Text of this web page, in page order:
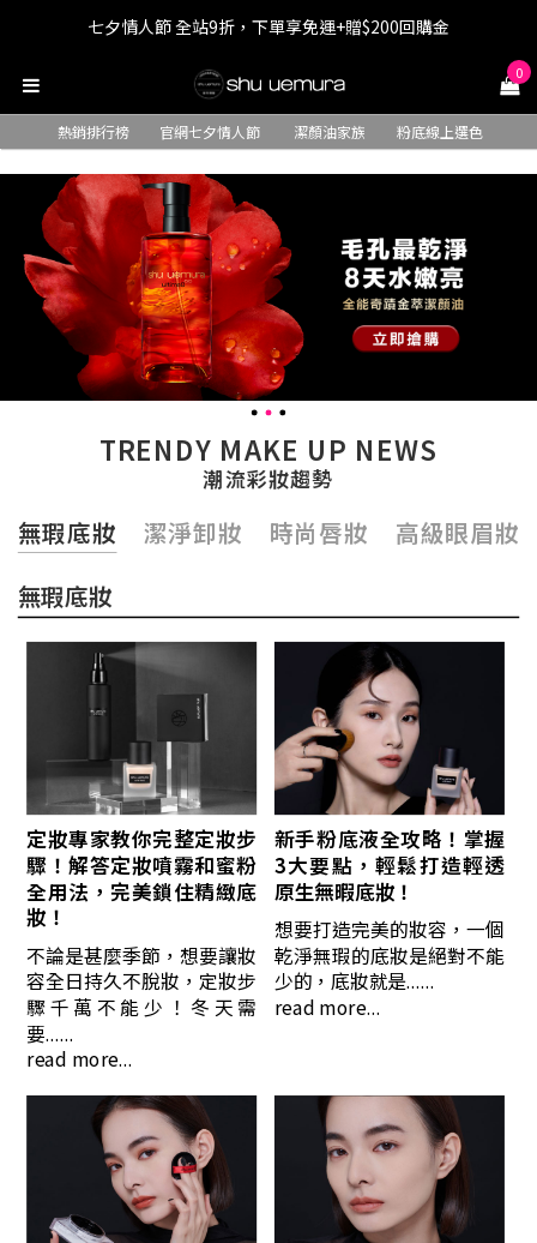
七夕情人節 全站9折，下單享免運+贈$200回購金
七夕情人節 全站9折，下單享免運+贈$200回購金
LINE最高回饋8%，滿$1,500限量贈抹茶潔顏油15ml
七夕情人節 全站9折，下單享免運+贈$200回購金
0
熱銷排行榜 官網七夕情人節 潔顏油家族 粉底線上選色
TRENDY MAKE UP NEWS
潮流彩妝趨勢
無瑕底妝 潔淨卸妝 時尚唇妝 高級眼眉妝
無瑕底妝
定妝專家教你完整定妝步
驟！解答定妝噴霧和蜜粉
全用法，完美鎖住精緻底
妝！
不論是甚麼季節，想要讓妝
容全日持久不脫妝，定妝步
驟千萬不能少！冬天需
要......
read more...
新手粉底液全攻略！掌握
3大要點，輕鬆打造輕透
原生無暇底妝！
想要打造完美的妝容，一個
乾淨無瑕的底妝是絕對不能
少的，底妝就是......
read more...